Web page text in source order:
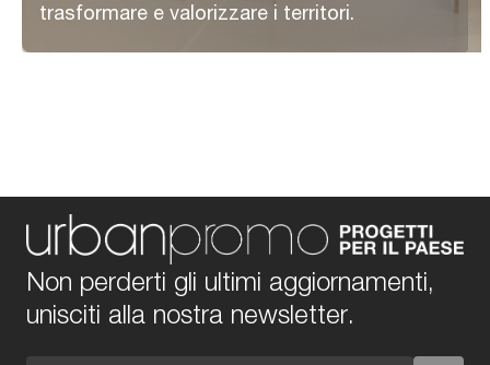
trasformare e valorizzare i territori.
Non perderti gli ultimi aggiornamenti,
unisciti alla nostra newsletter.